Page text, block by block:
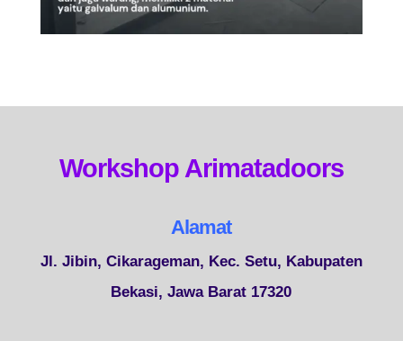
Workshop Arimatadoors
Alamat
Jl. Jibin, Cikarageman, Kec. Setu, Kabupaten
Bekasi, Jawa Barat 17320